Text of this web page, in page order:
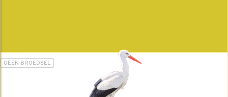
GEEN BROEDSEL